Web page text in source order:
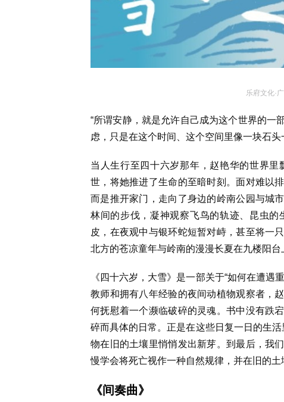
乐府文化·
“所谓安静，就是允许自己成为这个世界的一
虑，只是在这个时间、这个空间里像一块石
当人生行至四十六岁那年，赵艳华的世界
世，将她推进了生命的至暗时刻。面对难以
而是推开家门，走向了身边的岭南公园与城
林间的步伐，凝神观察飞鸟的轨迹、昆虫
皮，在夜观中与银环蛇短暂对峙，甚至将一
北方的苍凉童年与岭南的漫漫长夏在九楼阳台
《四十六岁，大雪》是一部关于“如何在遭遇
教师和拥有八年经验的夜间动植物观察者，
何抚慰着一个濒临破碎的灵魂。书中没有跌
碎而具体的日常。正是在这些日复一日的生
物在旧的土壤里悄悄发出新芽。到最后，我
慢学会将死亡视作一种自然规律，并在旧的土
《间奏曲》